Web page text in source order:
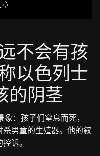
章
不会有孩
以色列士
的阴茎
：孩子们窒息而死，
男童的生殖器。他的叙
诉。